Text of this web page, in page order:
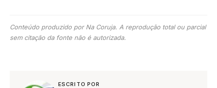
Conteúdo produzido por Na Coruja. A reprodução total ou parcial
sem citação da fonte não é autorizada.
ESCRITO POR